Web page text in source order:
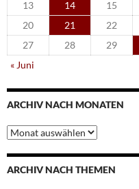
13
14 15
20
21 22
27
28 29
« Juni
ARCHIV NACH MONATEN
Archiv
nach
Monaten
ARCHIV NACH THEMEN